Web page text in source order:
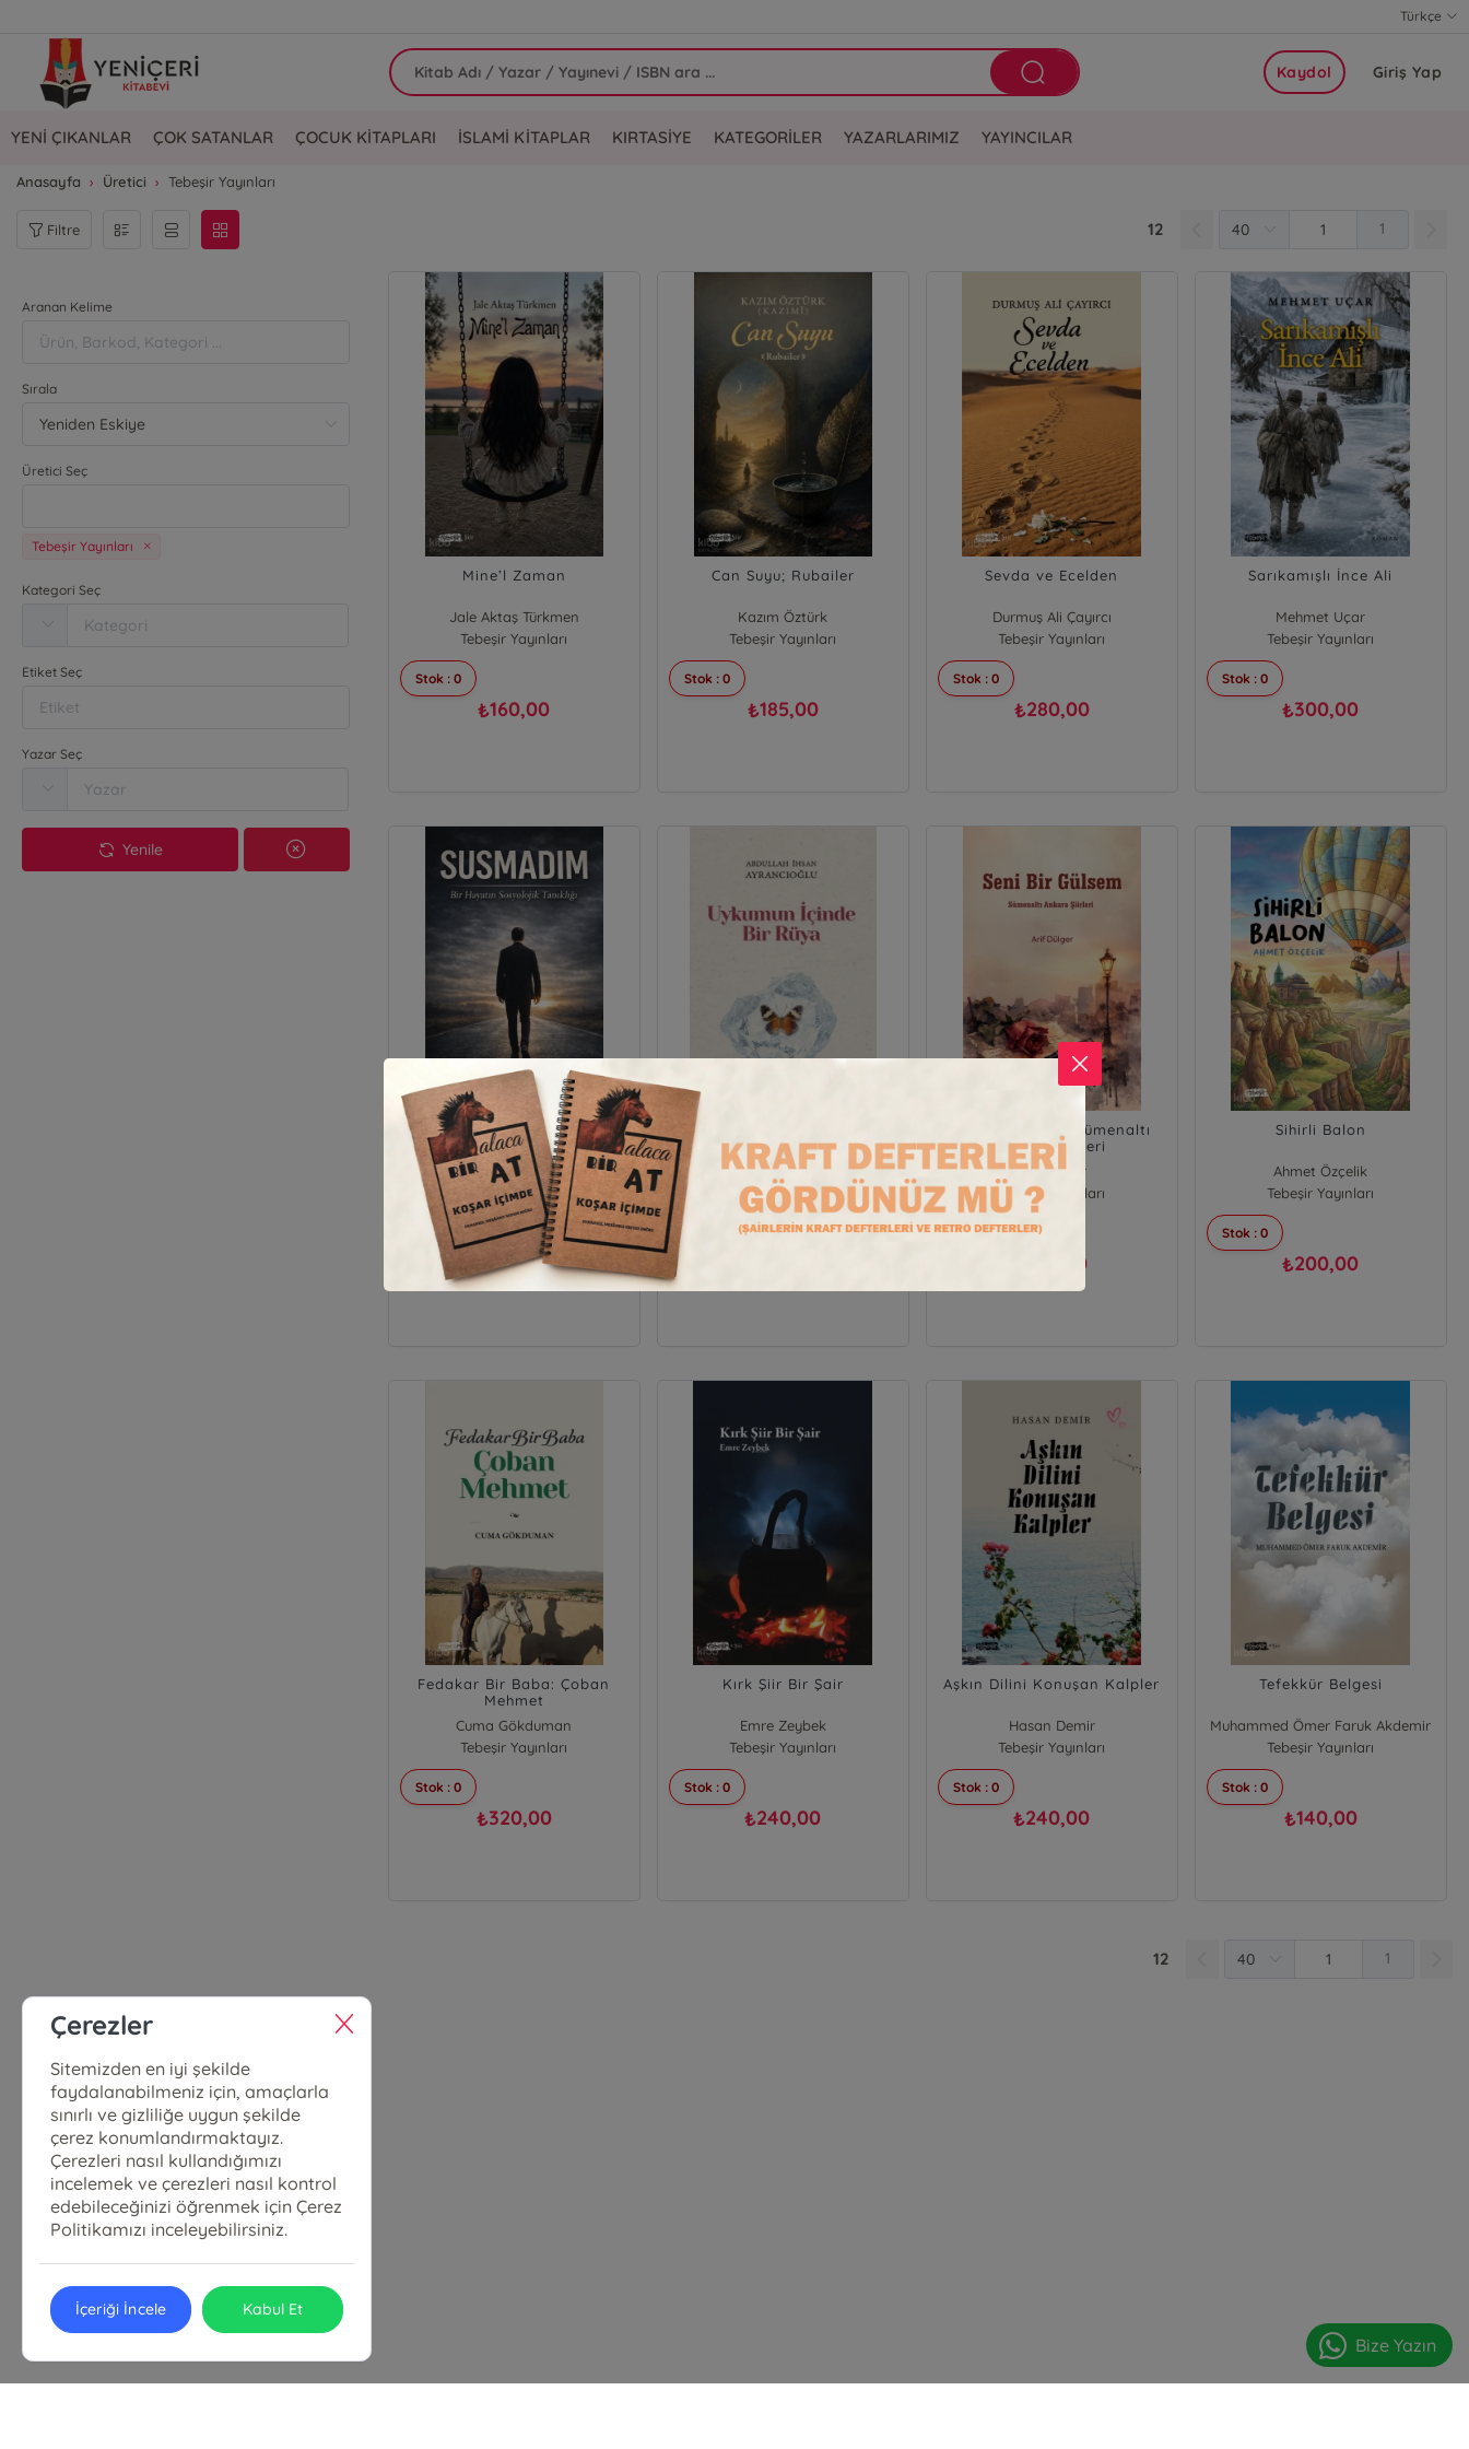
Türkçe
Giriş Yap
Kaydol
YENİ ÇIKANLAR ÇOK SATANLAR ÇOCUK KİTAPLARI İSLAMİ KİTAPLAR KIRTASİYE KATEGORİLER YAZARLARIMIZ YAYINCILAR
Anasayfa Üretici Tebeşir Yayınları
Filtre 12 1
Aranan Kelime
Sırala
Üretici Seç
Tebeşir Yayınları
Kategori Seç
Etiket Seç
Yazar Seç
Yenile
Mine’l Zaman
Jale Aktaş Türkmen
Tebeşir Yayınları
Stok : 0
₺160,00
Can Suyu; Rubailer
Kazım Öztürk
Tebeşir Yayınları
Stok : 0
₺185,00
Sevda ve Ecelden
Durmuş Ali Çayırcı
Tebeşir Yayınları
Stok : 0
₺280,00
Sarıkamışlı İnce Ali
Mehmet Uçar
Tebeşir Yayınları
Stok : 0
₺300,00
Susmadım;Bir Hayatın
Sosyolojik Tanıklığı
Ferit Tunç
Tebeşir Yayınları
Stok : 0
₺320,00
Uykumun İçinde Bir Rüya
Abdullah İhsan Ayrancıoğlu
Tebeşir Yayınları
Seni Bir Gülsem;Sümenaltı
Ankara Şiirleri
Arif Dülger
Tebeşir Yayınları
Stok : 0
180,00
Sihirli Balon
Ahmet Özçelik
Tebeşir Yayınları
Stok : 0
₺200,00
Fedakar Bir Baba: Çoban
Mehmet
Cuma Gökduman
Tebeşir Yayınları
Stok : 0
₺320,00
Kırk Şiir Bir Şair
Emre Zeybek
Tebeşir Yayınları
Stok : 0
₺240,00
Aşkın Dilini Konuşan Kalpler
Hasan Demir
Tebeşir Yayınları
Stok : 0
₺240,00
Tefekkür Belgesi
Muhammed Ömer Faruk Akdemir
Tebeşir Yayınları
Stok : 0
₺140,00
12 1
Bize Yazın
Çerezler
Sitemizden en iyi şekilde
faydalanabilmeniz için, amaçlarla
sınırlı ve gizliliğe uygun şekilde
çerez konumlandırmaktayız.
Çerezleri nasıl kullandığımızı
incelemek ve çerezleri nasıl kontrol
edebileceğinizi öğrenmek için Çerez
Politikamızı inceleyebilirsiniz.
İçeriği İncele Kabul Et